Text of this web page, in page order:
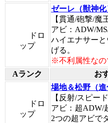
ドロ
ップ
ゼーレ（獣神化
【貫通/砲撃/魔
アビ：ADW/
ハイエナサー
げる。
※不利属性なの
Aランク
お
ドロ
ップ
場地＆松野（進
【反射/スピー
アビ：超ADW/
2つの超アビで